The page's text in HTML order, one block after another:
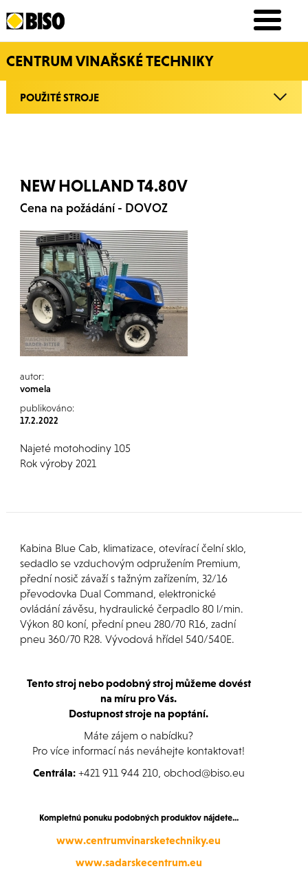
CENTRUM VINAŘSKÉ TECHNIKY
POUŽITÉ STROJE
NEW HOLLAND T4.80V
Cena na požádání - DOVOZ
autor:
vomela
publikováno:
17.2.2022
Najeté motohodiny 105
Rok výroby 2021
Kabina Blue Cab, klimatizace, otevírací čelní sklo,
sedadlo se vzduchovým odpružením Premium,
přední nosič závaží s tažným zařízením, 32/16
převodovka Dual Command, elektronické
ovládání závěsu, hydraulické čerpadlo 80 l/min.
Výkon 80 koní, přední pneu 280/70 R16, zadní
pneu 360/70 R28. Vývodová hřídel 540/540E.
Tento stroj nebo podobný stroj můžeme dovést
na míru pro Vás.
Dostupnost stroje na poptání.
Máte zájem o nabídku?
Pro více informací nás neváhejte kontaktovat!
Centrála:+421 911 944 210, obchod@biso.eu
Kompletnú ponuku podobných produktov nájdete...
www.centrumvinarsketechniky.eu
www.sadarskecentrum.eu